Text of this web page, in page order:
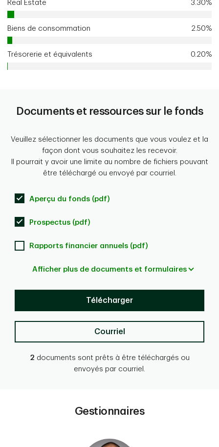
Real Estate 3.30%
Biens de consommation 2.50%
Trésorerie et équivalents 0.20%
Documents et ressources sur le fonds
Veuillez sélectionner les documents que vous voulez et la
façon dont vous souhaitez les recevoir.
Il pourrait y avoir une limite au nombre de fichiers pouvant
être téléchargé ou envoyé par courriel.
Aperçu du fonds (pdf)
Prospectus (pdf)
Rapports financier annuels (pdf)
Afficher plus de documents et formulaires
Télécharger
Courriel
2 documents sont prêts à être téléchargés ou
envoyés par courriel.
Gestionnaires